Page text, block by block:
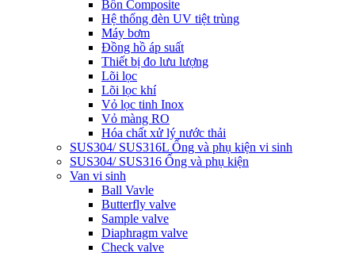
Bồn Composite
Hệ thống đèn UV tiệt trùng
Máy bơm
Đồng hồ áp suất
Thiết bị đo lưu lượng
Lõi lọc
Lõi lọc khí
Vỏ lọc tinh Inox
Vỏ màng RO
Hóa chất xử lý nước thải
SUS304/ SUS316L Ống và phụ kiện vi sinh
SUS304/ SUS316 Ống và phụ kiện
Van vi sinh
Ball Vavle
Butterfly valve
Sample valve
Diaphragm valve
Check valve